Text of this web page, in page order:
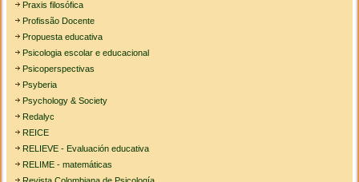
Praxis filosófica
Profissão Docente
Propuesta educativa
Psicologia escolar e educacional
Psicoperspectivas
Psyberia
Psychology & Society
Redalyc
REICE
RELIEVE - Evaluación educativa
RELIME - matemáticas